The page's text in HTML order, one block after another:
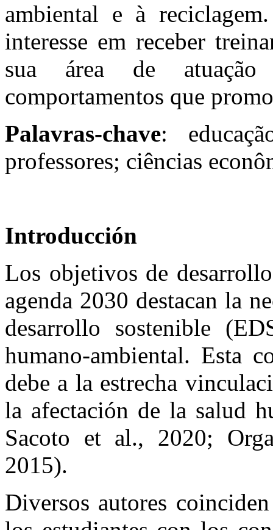
ambiental e à
interesse em receber
sua área de
comportamentos que
Palavras-chave:
professores; ciências
Introducción
Los objetivos de
agenda 2030 destacan la
desarrollo sostenible
humano-ambiental. Esta
debe a la estrecha
la afectación de la salud
Sacoto et al., 2020;
2015).
Diversos autores